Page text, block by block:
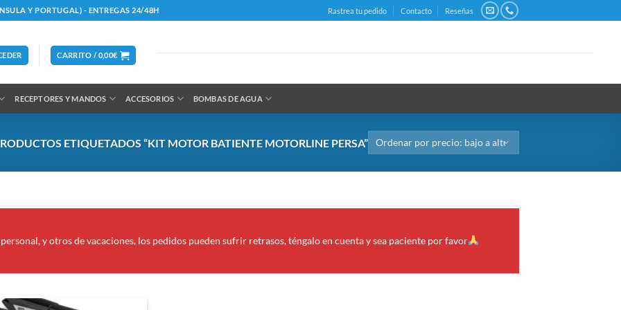
Y PORTUGAL) - ENTREGAS 24/48H Rastrea tu pedido Contacto Reseñas
CARRITO /0,00€
RECEPTORES Y MANDOS ACCESORIOS BOMBAS DE AGUA
ETIQUETADOS “KIT MOTOR BATIENTE MOTORLINE PERSA”
y otros de vacaciones, los pedidos pueden sufrir retrasos, téngalo en cuenta y sea paciente por favor